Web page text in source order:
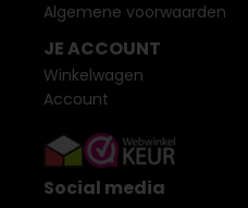
Algemene voorwaarden
JE ACCOUNT
Winkelwagen
Account
Social media